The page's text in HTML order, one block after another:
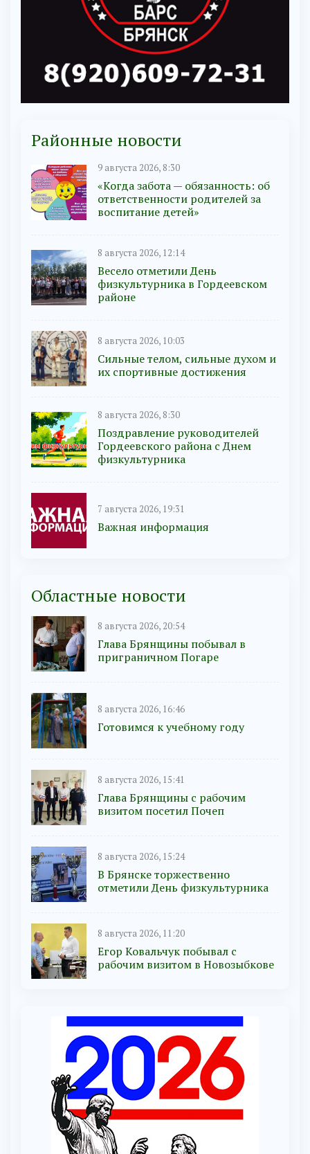
Районные новости
9 августа 2026, 8:30
«Когда забота — обязанность: об
ответственности родителей за
воспитание детей»
8 августа 2026, 12:14
Весело отметили День
физкультурника в Гордеевском
районе
8 августа 2026, 10:03
Сильные телом, сильные духом и
их спортивные достижения
8 августа 2026, 8:30
Поздравление руководителей
Гордеевского района с Днем
физкультурника
7 августа 2026, 19:31
Важная информация
Областные новости
8 августа 2026, 20:54
Глава Брянщины побывал в
приграничном Погаре
8 августа 2026, 16:46
Готовимся к учебному году
8 августа 2026, 15:41
Глава Брянщины с рабочим
визитом посетил Почеп
8 августа 2026, 15:24
В Брянске торжественно
отметили День физкультурника
8 августа 2026, 11:20
Егор Ковальчук побывал с
рабочим визитом в Новозыбкове